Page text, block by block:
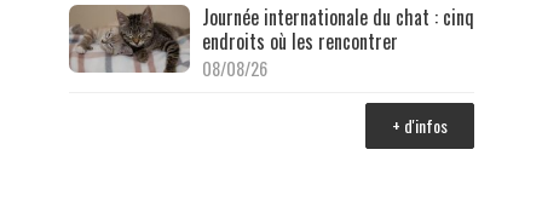
Journée internationale du chat : cinq
endroits où les rencontrer
08/08/26
+ d'infos